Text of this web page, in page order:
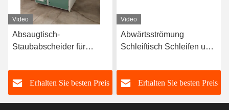
Video
Absaugtisch-
Staubabscheider für
Erhalten Sie besten Preis
Video
Abwärtsströmung
Schleiftisch Schleifen und
Arbeitsbank
Erhalten Sie besten Preis